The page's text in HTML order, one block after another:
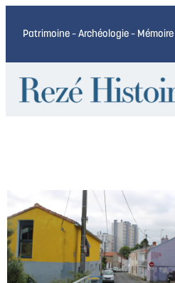
Patrimoine – Archéologie –